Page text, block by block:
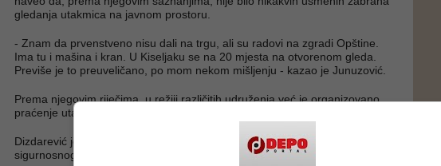
gledanja utakmica na javnom prostoru.
- Znam da prvenstveno nisu dali na trgu, ali su radovi na zgradi Opštine.
Ima tu i mašina i kran. U Kiseljaku se na 20 mjesta na otvorenom gleda.
Previše je to preuveličano, po mom nekom mišljenju - kazao je Junuzović.
Prema njegovim riječima, u režiji različitih udruženja već je organizovano
praćenje utakmica te smatra da se od Kiseljaka pravi “grad slučaj”.
Dizdarević je mišljenja da disperzija navijača na više lokacija, sa
sigurnosnog aspekta, zapravo otežava situaciju.